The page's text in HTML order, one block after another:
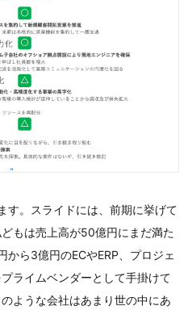
す。スライドには、前期に挙げて
もは売上高が50億円にまだ満た
から3億円のECやERP、プロジェ
ライムベンダーとして手掛けて
ような会社はあまり世の中にあ